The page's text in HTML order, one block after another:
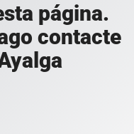
página.
contacte